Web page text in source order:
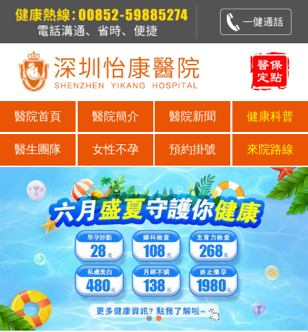
醫院首頁 醫院簡介 醫院新聞 健康科普
醫生團隊 女性不孕 預約掛號 來院路線